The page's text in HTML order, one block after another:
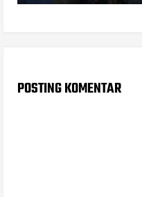
POSTING KOMENTAR